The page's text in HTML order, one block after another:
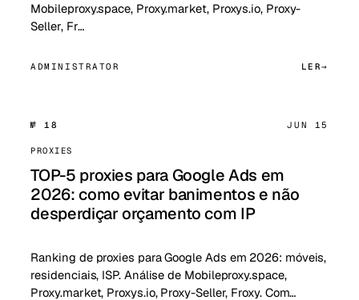
Mobileproxy.space, Proxy.market, Proxys.io, Proxy-
Seller, Fr…
ADMINISTRATOR LER
№ 18 JUN 15
PROXIES
TOP-5 proxies para Google Ads em
2026: como evitar banimentos e não
desperdiçar orçamento com IP
Ranking de proxies para Google Ads em 2026: móveis,
residenciais, ISP. Análise de Mobileproxy.space,
Proxy.market, Proxys.io, Proxy-Seller, Froxy. Com…